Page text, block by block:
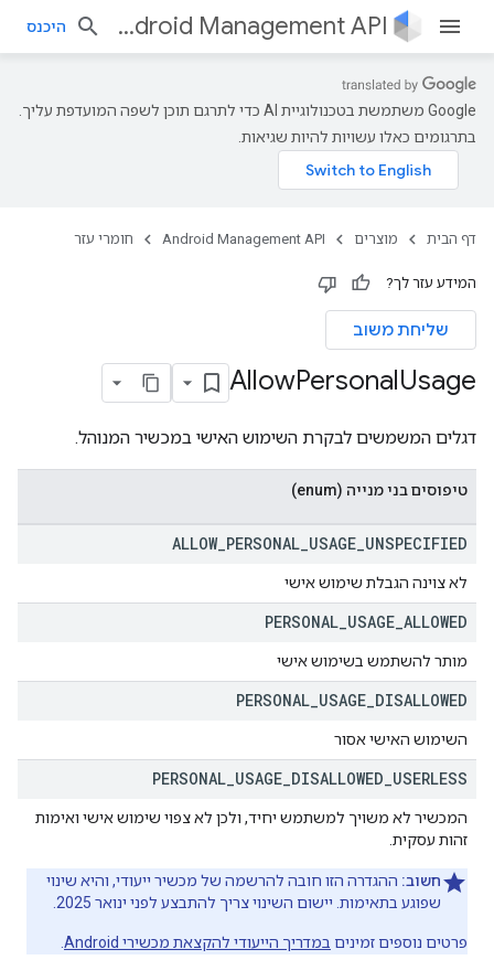
Android Management API היכנס
‫Google משתמשת בטכנולוגיית AI כדי לתרגם תוכן לשפה המועדפת עליך.
בתרגומים כאלו עשויות להיות שגיאות.
דף הבית מוצרים Android Management API חומרי עזר
המידע עזר לך?
שליחת משוב
AllowPersonalUsage
דגלים המשמשים לבקרת השימוש האישי במכשיר המנוהל.
טיפוסים בני מנייה (enum)
ALLOW_ PERSONAL USAGE UNSPECIFIED
לא צוינה הגבלת שימוש אישי
PERSONAL USAGE ALLOWED
מותר להשתמש בשימוש אישי
PERSONAL USAGE DISALLOWED
השימוש האישי אסור
PERSONAL USAGE DISALLOWED USERLESS
המכשיר לא משויך למשתמש יחיד, ולכן לא צפוי שימוש אישי ואימות
זהות עסקית.
חשוב: ההגדרה הזו חובה להרשמה של מכשיר ייעודי, והיא שינוי
שפוגע בתאימות. יישום השינוי צריך להתבצע לפני ינואר 2025.
פרטים נוספים זמינים במדריך הייעודי להקצאת מכשירי Android